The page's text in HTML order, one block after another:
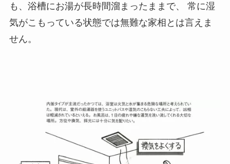
も、浴槽にお湯が長時間溜まったままで、 常に湿
気がこもっている状態では無難な家相とは言えま
せん。